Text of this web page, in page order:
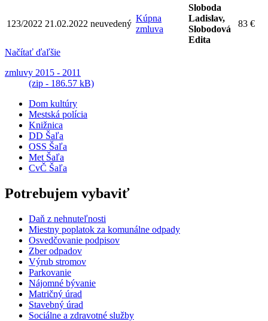
123/2022 21.02.2022 neuvedený
Kúpna
zmluva
Sloboda
Ladislav,
Slobodová
Edita
83 €
Načítať ďaľšie
zmluvy 2015 - 2011
(zip - 186.57 kB)
Dom kultúry
Mestská polícia
Knižnica
DD Šaľa
OSS Šaľa
Met Šaľa
CvČ Šaľa
Potrebujem vybaviť
Daň z nehnuteľnosti
Miestny poplatok za komunálne odpady
Osvedčovanie podpisov
Zber odpadov
Výrub stromov
Parkovanie
Nájomné bývanie
Matričný úrad
Stavebný úrad
Sociálne a zdravotné služby